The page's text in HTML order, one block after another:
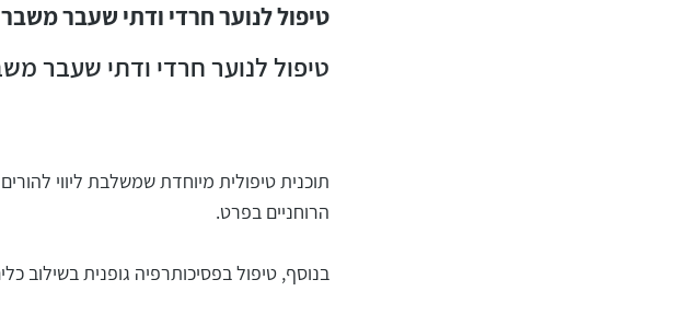
טיפול לנוער חרדי ודתי שעבר משבר
טיפול לנוער חרדי ודתי שעבר
תוכנית טיפולית מיוחדת שמשלבת ליווי
הרוחניים בפרט.
בנוסף, טיפול בפסיכותרפיה גופנית בשילוב